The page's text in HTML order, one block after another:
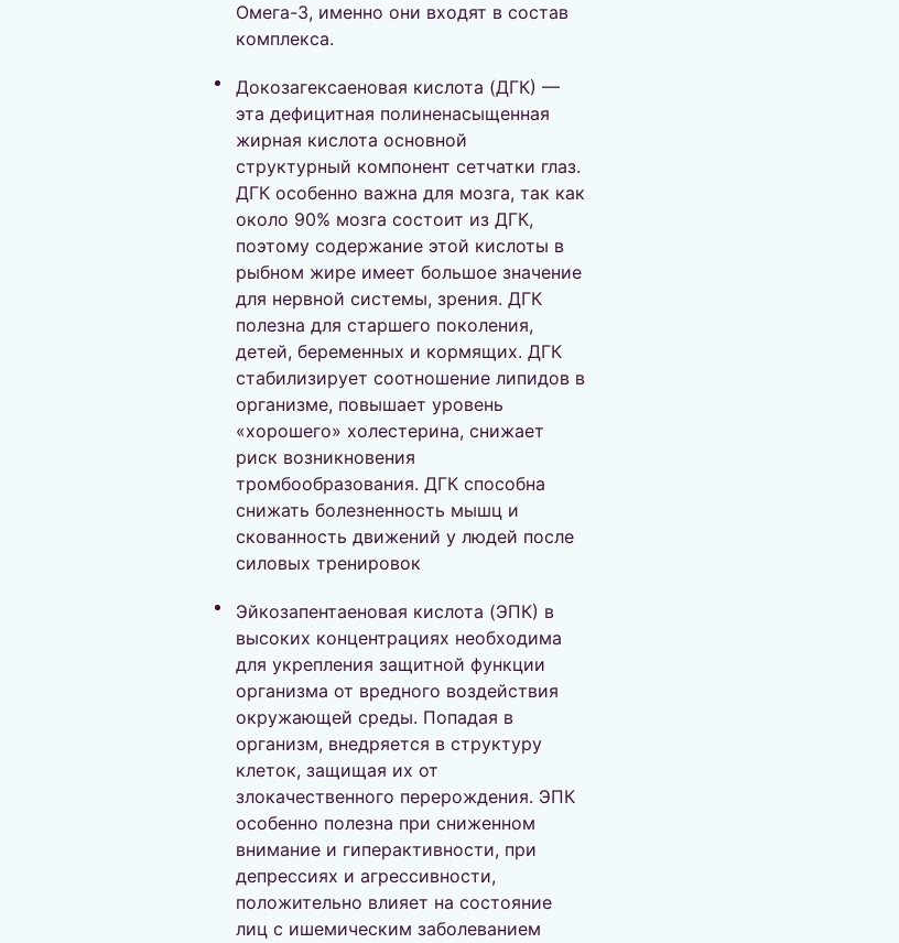
Омега-3, именно они входят в состав
комплекса.
Докозагексаеновая кислота (ДГК) —
эта дефицитная полиненасыщенная
жирная кислота основной
структурный компонент сетчатки глаз.
ДГК особенно важна для мозга, так как
около 90% мозга состоит из ДГК,
поэтому содержание этой кислоты в
рыбном жире имеет большое значение
для нервной системы, зрения. ДГК
полезна для старшего поколения,
детей, беременных и кормящих. ДГК
стабилизирует соотношение липидов в
организме, повышает уровень
«хорошего» холестерина, снижает
риск возникновения
тромбообразования. ДГК способна
снижать болезненность мышц и
скованность движений у людей после
силовых тренировок
Эйкозапентаеновая кислота (ЭПК) в
высоких концентрациях необходима
для укрепления защитной функции
организма от вредного воздействия
окружающей среды. Попадая в
организм, внедряется в структуру
клеток, защищая их от
злокачественного перерождения. ЭПК
особенно полезна при сниженном
внимание и гиперактивности, при
депрессиях и агрессивности,
положительно влияет на состояние
лиц с ишемическим заболеванием